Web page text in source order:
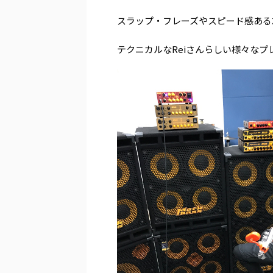
スラップ・フレーズやスピード感あ
テクニカルなReiさんらしい様々な